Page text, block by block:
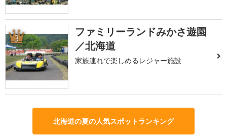
3
ファミリーランドみかさ遊園
／北海道
家族連れで楽しめるレジャー施設
北海道の夏の人気スポットランキング